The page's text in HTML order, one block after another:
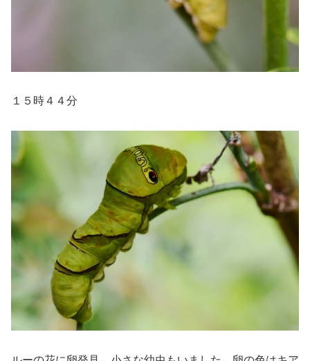
１５時４４分